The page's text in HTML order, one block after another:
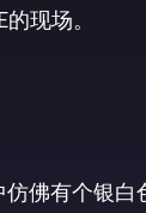
现场。
佛有个银白